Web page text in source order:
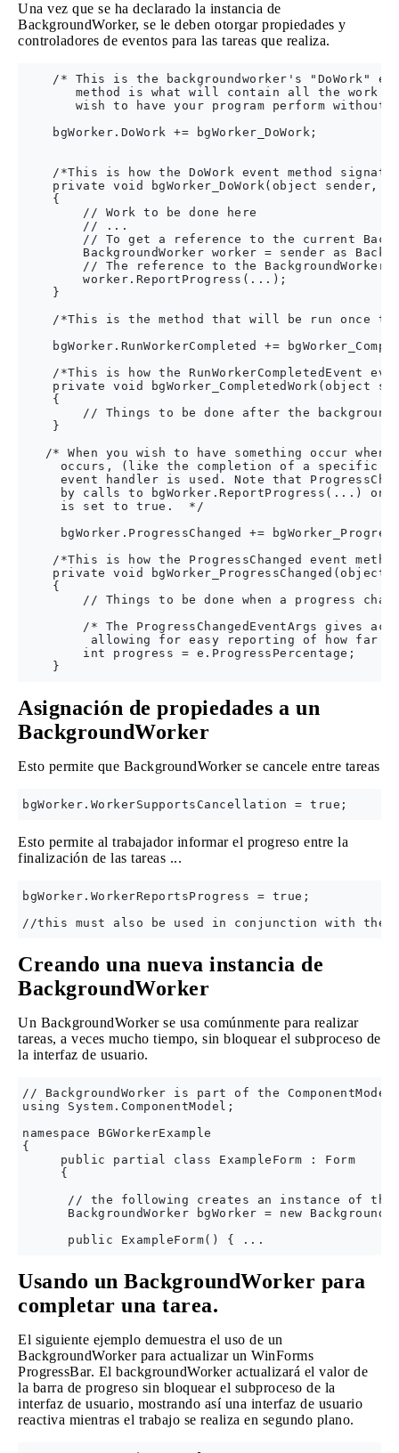
Una vez que se ha declarado la instancia de
BackgroundWorker, se le deben otorgar propiedades y
controladores de eventos para las tareas que realiza.
/* This is the backgroundworker's "DoWork"
method is what will contain all the work
wish to have your program perform without
    bgWorker.DoWork += bgWorker_DoWork;
/*This is how the DoWork event method
private void bgWorker_DoWork(object sender,
    {
        // Work to be done here
        // ...
// To get a reference to the current
BackgroundWorker worker = sender as
// The reference to the BackgroundWorker
        worker.ReportProgress(...);
    }
/*This is the method that will be run once
bgWorker.RunWorkerCompleted +=
/*This is how the RunWorkerCompletedEvent
private void bgWorker_CompletedWork(object
    {
// Things to be done after the
    }
/* When you wish to have something occur when
occurs, (like the completion of a specific
event handler is used. Note that
by calls to bgWorker.ReportProgress(...)
     is set to true.  */
bgWorker.ProgressChanged +=
/*This is how the ProgressChanged event
private void bgWorker_ProgressChanged(object
    {
// Things to be done when a progress
/* The ProgressChangedEventArgs gives
allowing for easy reporting of how far
        int progress = e.ProgressPercentage;
Asignación de propiedades a un
BackgroundWorker
Esto permite que BackgroundWorker se cancele entre tareas
Esto permite al trabajador informar el progreso entre la
finalización de las tareas ...
bgWorker.WorkerReportsProgress = true;
Creando una nueva instancia de
BackgroundWorker
Un BackgroundWorker se usa comúnmente para realizar
tareas, a veces mucho tiempo, sin bloquear el subproceso de
la interfaz de usuario.
// BackgroundWorker is part of the ComponentModel
using System.ComponentModel;
namespace BGWorkerExample
{
     public partial class ExampleForm : Form
     {
// the following creates an instance of
BackgroundWorker bgWorker = new
Usando un BackgroundWorker para
completar una tarea.
El siguiente ejemplo demuestra el uso de un
BackgroundWorker para actualizar un WinForms
ProgressBar. El backgroundWorker actualizará el valor de
la barra de progreso sin bloquear el subproceso de la
interfaz de usuario, mostrando así una interfaz de usuario
reactiva mientras el trabajo se realiza en segundo plano.